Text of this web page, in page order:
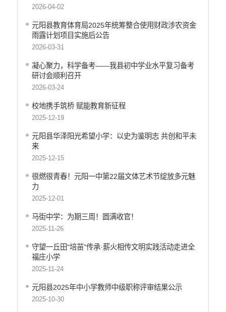
红河州网上新闻发布厅
2026-04-02
元阳县教育体育局2025年统筹整合使用财政涉农资金
雨露计划项目实施后公告
2026-03-31
凝心聚力，科学备考——我县初中学业水平复习备考
研讨会顺利召开
2026-03-24
校地携手筑桥 赋能教育新征程
2025-12-19
元阳县华泽阳光希望小学：以史为鉴明志 共创和平未
来
2025-12-15
很燃很青春！元阳一中第22届文体艺术节绽放多元魅
力
2025-12-01
马街中学：为期三周！圆满收官！
2025-11-26
守望一丘田“培苗”传承·薪火相传文明实践活动走进全
福庄小学
2025-11-24
元阳县2025年中小学教师中级职称评审结果公示
2025-10-30